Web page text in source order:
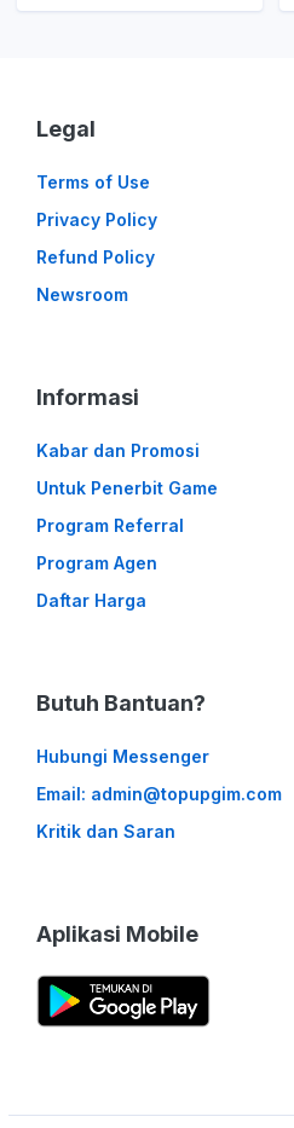
Legal
Terms of Use
Privacy Policy
Refund Policy
Newsroom
Informasi
Kabar dan Promosi
Untuk Penerbit Game
Program Referral
Program Agen
Daftar Harga
Butuh Bantuan?
Hubungi Messenger
Email: admin@topupgim.com
Kritik dan Saran
Aplikasi Mobile